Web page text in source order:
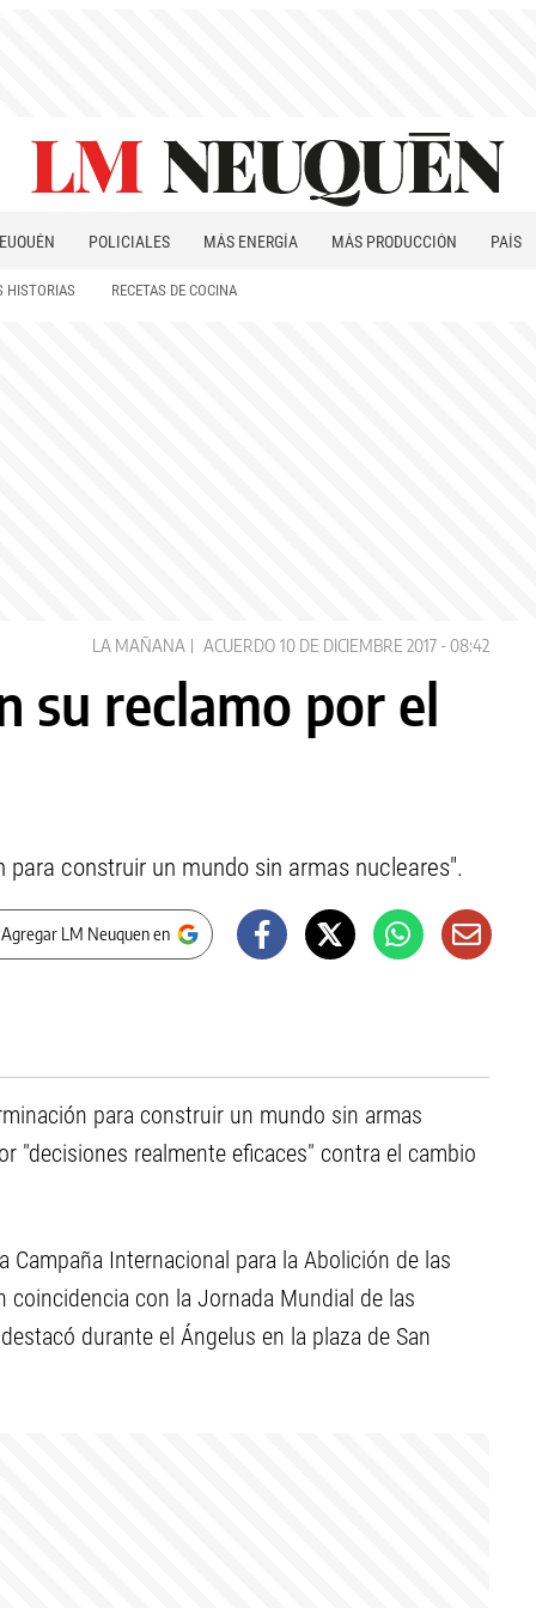
POLICIALES MÁS ENERGÍA MÁS PRODUCCIÓN
PAÍS
HISTORIAS RECETAS DE COCINA
LA MAÑANA ACUERDO 10 DE DICIEMBRE 2017 - 08:42
su reclamo por el
construir un mundo sin armas nucleares".
LM Neuquen en
para construir un mundo sin armas
"decisiones realmente eficaces" contra el cambio
Campaña Internacional para la Abolición de las
coincidencia con la Jornada Mundial de las
durante el Ángelus en la plaza de San